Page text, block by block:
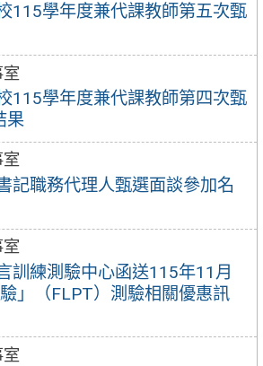
115學年度兼代課教師第五次甄
室
115學年度兼代課教師第四次甄
果
室
記職務代理人甄選面談參加名
室
訓練測驗中心函送115年11月
」（FLPT）測驗相關優惠訊
室